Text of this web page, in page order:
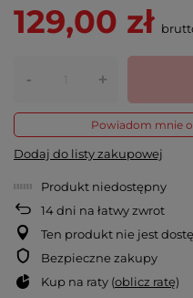
129,00 zł
- +
Powiadom mnie
Dodaj do listy zakupowej
Produkt niedostępny
14dni na łatwy zwrot
Ten produkt nie jest
Bezpieczne zakupy
Kup na raty (oblicz ratę)